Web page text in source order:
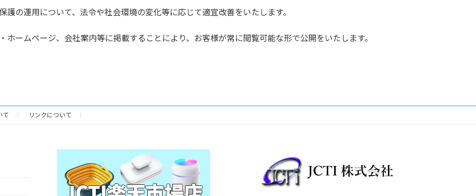
の運用について、法令や社会環境の変化等に応じて適宜改善をいたします。
ホームページ、会社案内等に掲載することにより、お客様が常に閲覧可能な形で公開をいたします。
て リンクについて